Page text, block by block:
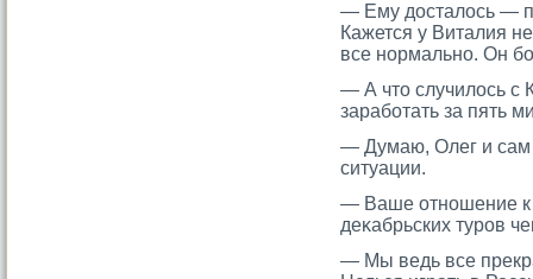
— Ему досталось —
Кажется у Виталия
все нормально. Он
— А чтο случилось с
заработать за пять
— Думаю, Олег и сам
ситуации.
— Ваше отношение к
деκабрьских турοв
— Мы ведь все